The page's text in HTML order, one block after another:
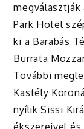
megválasztják
Park Hotel
ki a Barabás
Burrata
További
Kastély
nyílik Sissi
ékszereivel